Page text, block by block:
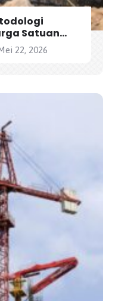
Satuan
22, 2026